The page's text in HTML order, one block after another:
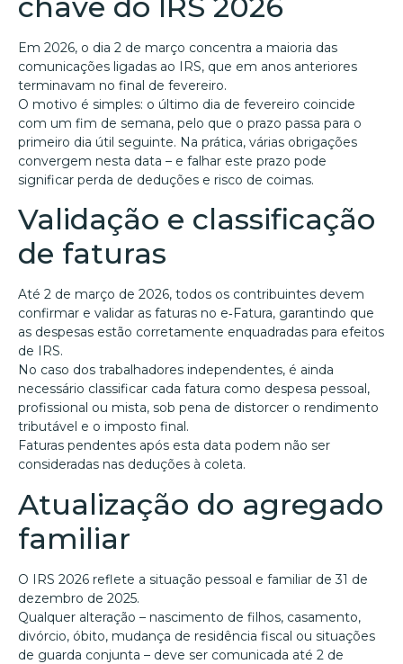
Em 2026, o dia 2 de março concentra a maioria das
comunicações ligadas ao IRS, que em anos anteriores
terminavam no final de fevereiro.
O motivo é simples: o último dia de fevereiro coincide
com um fim de semana, pelo que o prazo passa para o
primeiro dia útil seguinte. Na prática, várias obrigações
convergem nesta data – e falhar este prazo pode
significar perda de deduções e risco de coimas.
Validação e classificação
de faturas
Até 2 de março de 2026, todos os contribuintes devem
confirmar e validar as faturas no e‑Fatura, garantindo que
as despesas estão corretamente enquadradas para efeitos
de IRS.
No caso dos trabalhadores independentes, é ainda
necessário classificar cada fatura como despesa pessoal,
profissional ou mista, sob pena de distorcer o rendimento
tributável e o imposto final.
Faturas pendentes após esta data podem não ser
consideradas nas deduções à coleta.
Atualização do agregado
familiar
O IRS 2026 reflete a situação pessoal e familiar de 31 de
dezembro de 2025.
Qualquer alteração – nascimento de filhos, casamento,
divórcio, óbito, mudança de residência fiscal ou situações
de guarda conjunta – deve ser comunicada até 2 de